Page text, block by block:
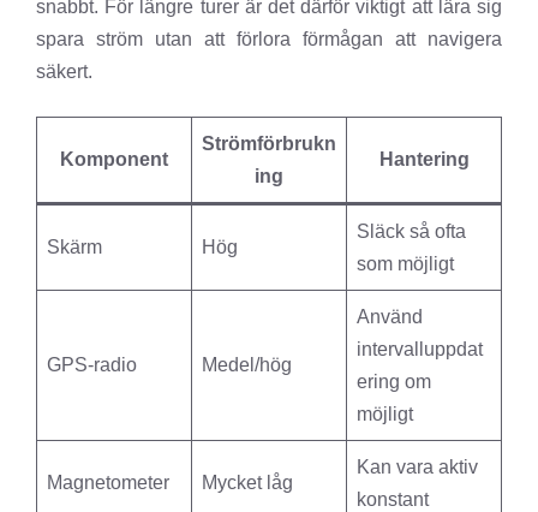
snabbt. För längre turer är det därför viktigt att lära sig
spara ström utan att förlora förmågan att navigera
säkert.
Komponent
Strömförbrukn
ing
Hantering
Skärm Hög
Släck så ofta
som möjligt
GPS-radio Medel/hög
Använd
intervalluppdat
ering om
möjligt
Magnetometer Mycket låg
Kan vara aktiv
konstant